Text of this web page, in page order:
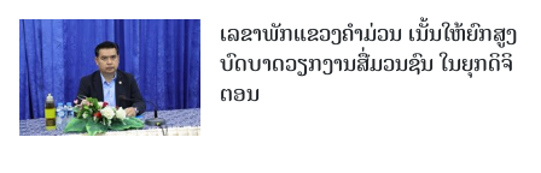
ເລຂາພັກແຂວງຄໍາມ່ວນ ເນັ້ນໃຫ້ຍົກສູງ
ບົດບາດວຽກງານສື່ມວນຊົນ ໃນຍຸກດິຈິ
ຕອນ